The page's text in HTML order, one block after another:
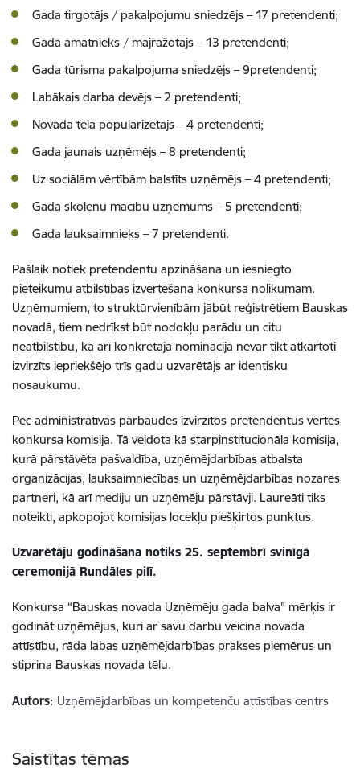
Gada tirgotājs / pakalpojumu sniedzējs – 17 pretendenti;
Gada amatnieks / mājražotājs – 13 pretendenti;
Gada tūrisma pakalpojuma sniedzējs – 9pretendenti;
Labākais darba devējs – 2 pretendenti;
Novada tēla popularizētājs – 4 pretendenti;
Gada jaunais uzņēmējs – 8 pretendenti;
Uz sociālām vērtībām balstīts uzņēmējs – 4 pretendenti;
Gada skolēnu mācību uzņēmums – 5 pretendenti;
Gada lauksaimnieks – 7 pretendenti.
Pašlaik notiek pretendentu apzināšana un iesniegto
pieteikumu atbilstības izvērtēšana konkursa nolikumam.
Uzņēmumiem, to struktūrvienībām jābūt reģistrētiem Bauskas
novadā, tiem nedrīkst būt nodokļu parādu un citu
neatbilstību, kā arī konkrētajā nominācijā nevar tikt atkārtoti
izvirzīts iepriekšējo trīs gadu uzvarētājs ar identisku
nosaukumu.
Pēc administratīvās pārbaudes izvirzītos pretendentus vērtēs
konkursa komisija. Tā veidota kā starpinstitucionāla komisija,
kurā pārstāvēta pašvaldība, uzņēmējdarbības atbalsta
organizācijas, lauksaimniecības un uzņēmējdarbības nozares
partneri, kā arī mediju un uzņēmēju pārstāvji. Laureāti tiks
noteikti, apkopojot komisijas locekļu piešķirtos punktus.
Uzvarētāju godināšana notiks 25. septembrī svinīgā
ceremonijā Rundāles pilī.
Konkursa “Bauskas novada Uzņēmēju gada balva” mērķis ir
godināt uzņēmējus, kuri ar savu darbu veicina novada
attīstību, rāda labas uzņēmējdarbības prakses piemērus un
stiprina Bauskas novada tēlu.
Autors: Uzņēmējdarbības un kompetenču attīstības centrs
Saistītas tēmas